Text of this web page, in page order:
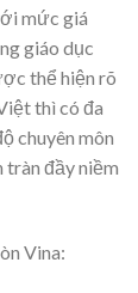
mức giá
giáo dục
thể hiện rõ
thì có đa
chuyên môn
tràn đầy niềm
Vina: